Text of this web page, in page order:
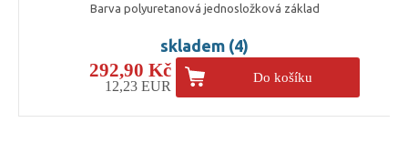
Barva polyuretanová jednosložková základ
skladem (4)
292,90 Kč
12,23 EUR
Do košíku